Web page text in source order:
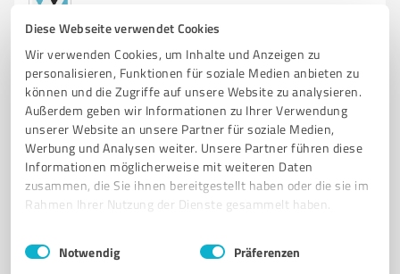
Diese Webseite verwendet Cookies
Wir verwenden Cookies, um Inhalte und Anzeigen zu
personalisieren, Funktionen für soziale Medien anbieten zu
können und die Zugriffe auf unsere Website zu analysieren.
Außerdem geben wir Informationen zu Ihrer Verwendung
unserer Website an unsere Partner für soziale Medien,
Werbung und Analysen weiter. Unsere Partner führen diese
Informationen möglicherweise mit weiteren Daten
zusammen, die Sie ihnen bereitgestellt haben oder die sie im
Rahmen Ihrer Nutzung der Dienste gesammelt haben.
Impressum Datenschutzbestimmungen
Einwilligungsauswahl
Notwendig Präferenzen
Registrieren Sie sich jetzt und werden Sie ein von